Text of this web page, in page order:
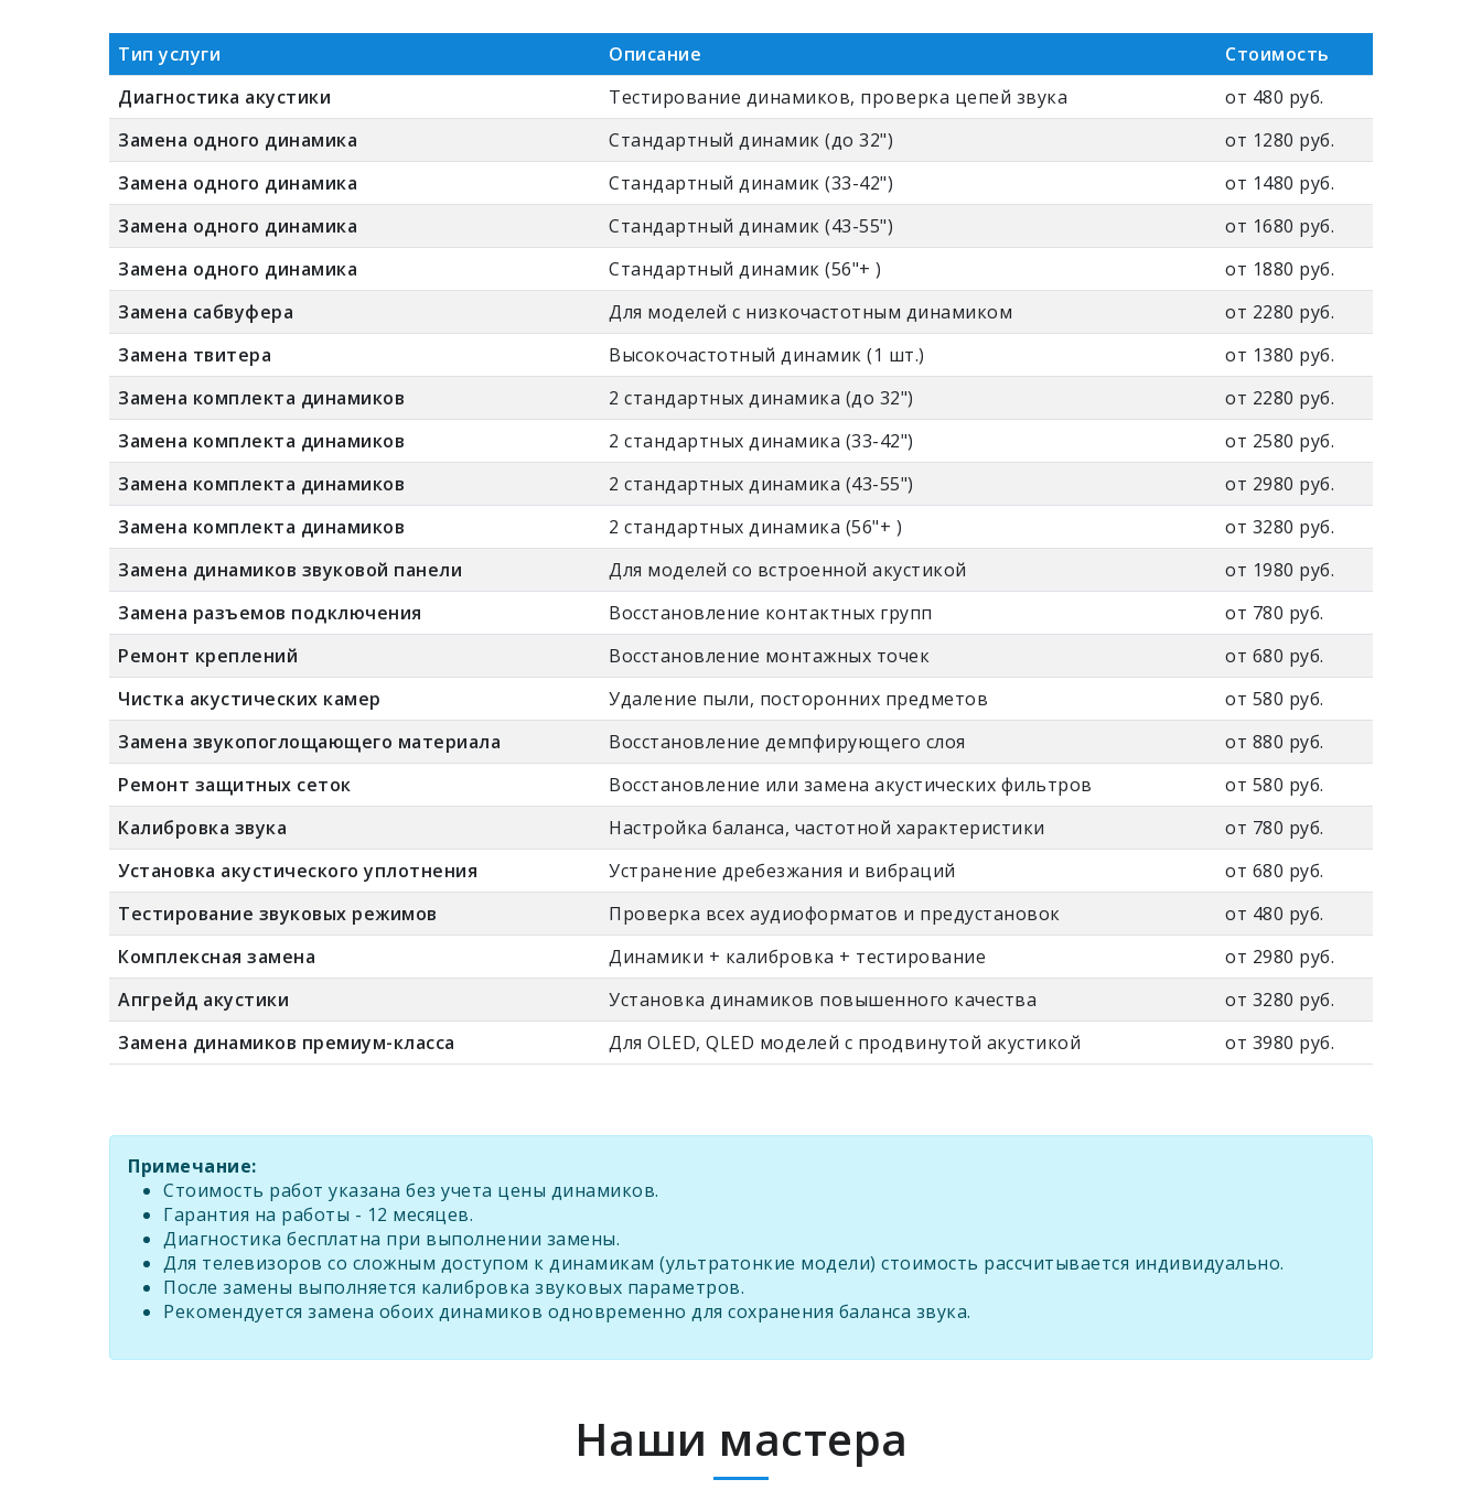
Тип услуги Описание
Стоимость
Диагностика акустики
Тестирование динамиков, проверка цепей звука
от 480 руб.
Замена одного динамика
Стандартный динамик (до 32")
от 1280 руб.
Замена одного динамика
Стандартный динамик (33-42")
от 1480 руб.
Замена одного динамика
Стандартный динамик (43-55")
от 1680 руб.
Замена одного динамика
Стандартный динамик (56"+ )
от 1880 руб.
Замена сабвуфера
Для моделей с низкочастотным динамиком
от 2280 руб.
Замена твитера
Высокочастотный динамик (1 шт.)
от 1380 руб.
Замена комплекта динамиков
2 стандартных динамика (до 32")
от 2280 руб.
Замена комплекта динамиков
2 стандартных динамика (33-42")
от 2580 руб.
Замена комплекта динамиков
2 стандартных динамика (43-55")
от 2980 руб.
Замена комплекта динамиков
2 стандартных динамика (56"+ )
от 3280 руб.
Замена динамиков звуковой панели
Для моделей со встроенной акустикой
от 1980 руб.
Замена разъемов подключения
Восстановление контактных групп
от 780 руб.
Ремонт креплений
Восстановление монтажных точек
от 680 руб.
Чистка акустических камер
Удаление пыли, посторонних предметов
от 580 руб.
Замена звукопоглощающего материала
Восстановление демпфирующего слоя
от 880 руб.
Ремонт защитных сеток
Восстановление или замена акустических фильтров
от 580 руб.
Калибровка звука
Настройка баланса, частотной характеристики
от 780 руб.
Установка акустического уплотнения
Устранение дребезжания и вибраций
от 680 руб.
Тестирование звуковых режимов
Проверка всех аудиоформатов и предустановок
от 480 руб.
Комплексная замена
Динамики + калибровка + тестирование
от 2980 руб.
Апгрейд акустики
Установка динамиков повышенного качества
от 3280 руб.
Замена динамиков премиум-класса
Для OLED, QLED моделей с продвинутой акустикой от 3980 руб.
Примечание:
Стоимость работ указана без учета цены динамиков.
Гарантия на работы - 12 месяцев.
Диагностика бесплатна при выполнении замены.
Для телевизоров со сложным доступом к динамикам (ультратонкие модели) стоимость рассчитывается индивидуально.
После замены выполняется калибровка звуковых параметров.
Рекомендуется замена обоих динамиков одновременно для сохранения баланса звука.
Наши мастера